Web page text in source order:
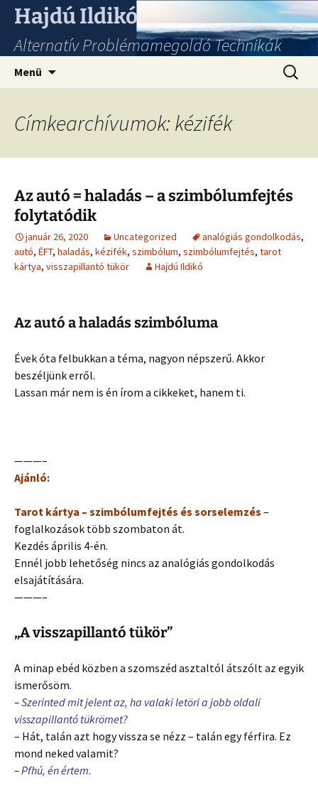
Hajdú Ildikó
Alternatív Problémamegoldó Technikák
Menü
Címkearchívumok: kézifék
Az autó = haladás – a szimbólumfejtés
folytatódik
január 26, 2020 Uncategorized analógiás gondolkodás,
autó, ÉFT, haladás, kézifék, szimbólum, szimbólumfejtés, tarot
kártya, visszapillantó tükör Hajdú Ildikó
Az autó a haladás szimbóluma
Évek óta felbukkan a téma, nagyon népszerű. Akkor
beszéljünk erről.
Lassan már nem is én írom a cikkeket, hanem ti.
———–
Ajánló:
Tarot kártya – szimbólumfejtés és sorselemzés –
foglalkozások több szombaton át.
Kezdés április 4-én.
Ennél jobb lehetőség nincs az analógiás gondolkodás
elsajátítására.
———–
„A visszapillantó tükör”
A minap ebéd közben a szomszéd asztaltól átszólt az egyik
ismerősöm.
–Szerinted mit jelent az, ha valaki letöri a jobb oldali
visszapillantó tükrömet?
– Hát, talán azt hogy vissza se nézz – talán egy férfira. Ez
mond neked valamit?
–Pfhú, én értem.